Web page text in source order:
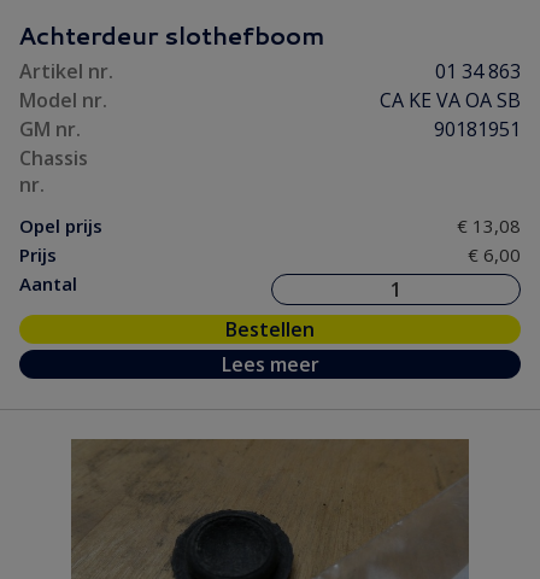
Onderhoud (3)
Ontsteking
Remmen/ Wielen
Vooras/ Stuurinrichting
Achterdeur slothefboom
Artikel nr.
01 34 863
Model nr.
CA KE VA OA SB
GM nr.
90181951
Chassis
nr.
Opel prijs
€ 13,08
Prijs
€ 6,00
Aantal
Bestellen
Lees meer